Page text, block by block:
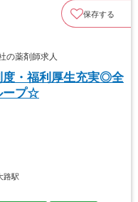
保存する
の薬剤師求人
度・福利厚生充実◎全
ープ☆
路駅